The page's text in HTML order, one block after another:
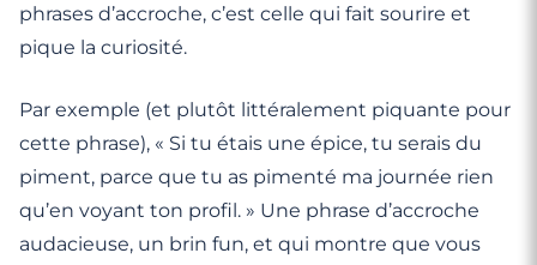
phrases d’accroche, c’est celle qui fait sourire et
pique la curiosité.
Par exemple (et plutôt littéralement piquante pour
cette phrase), « Si tu étais une épice, tu serais du
piment, parce que tu as pimenté ma journée rien
qu’en voyant ton profil. » Une phrase d’accroche
audacieuse, un brin fun, et qui montre que vous